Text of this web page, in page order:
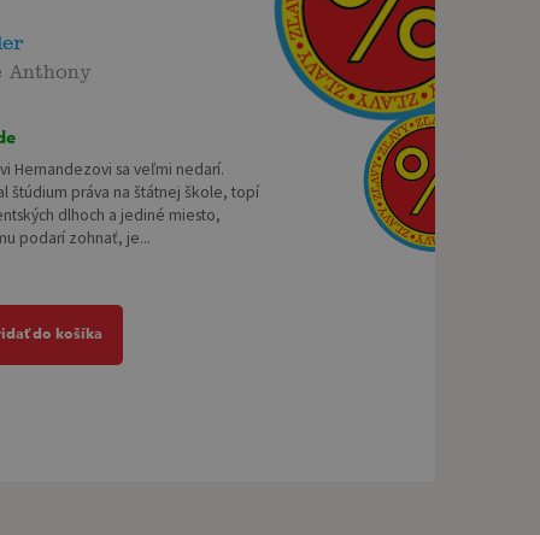
Anthony
Hernandezovi sa veľmi nedarí.
štúdium práva na štátnej škole, topí
dlhoch a jediné miesto,
podarí zohnať, je...
do košíka